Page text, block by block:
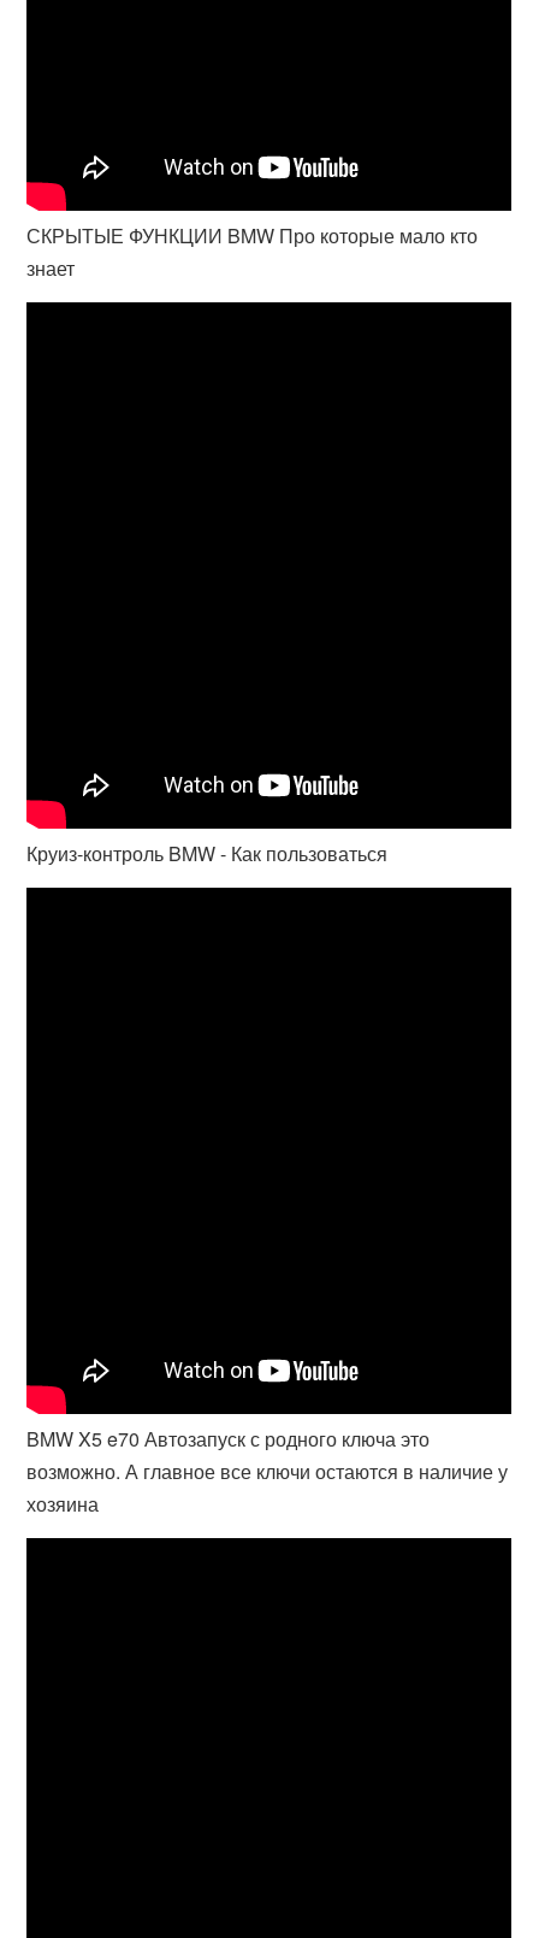
СКРЫТЫЕ ФУНКЦИИ BMW Про которые мало кто
знает
Круиз-контроль BMW - Как пользоваться
BMW X5 e70 Автозапуск с родного ключа это
возможно. А главное все ключи остаются в наличие у
хозяина